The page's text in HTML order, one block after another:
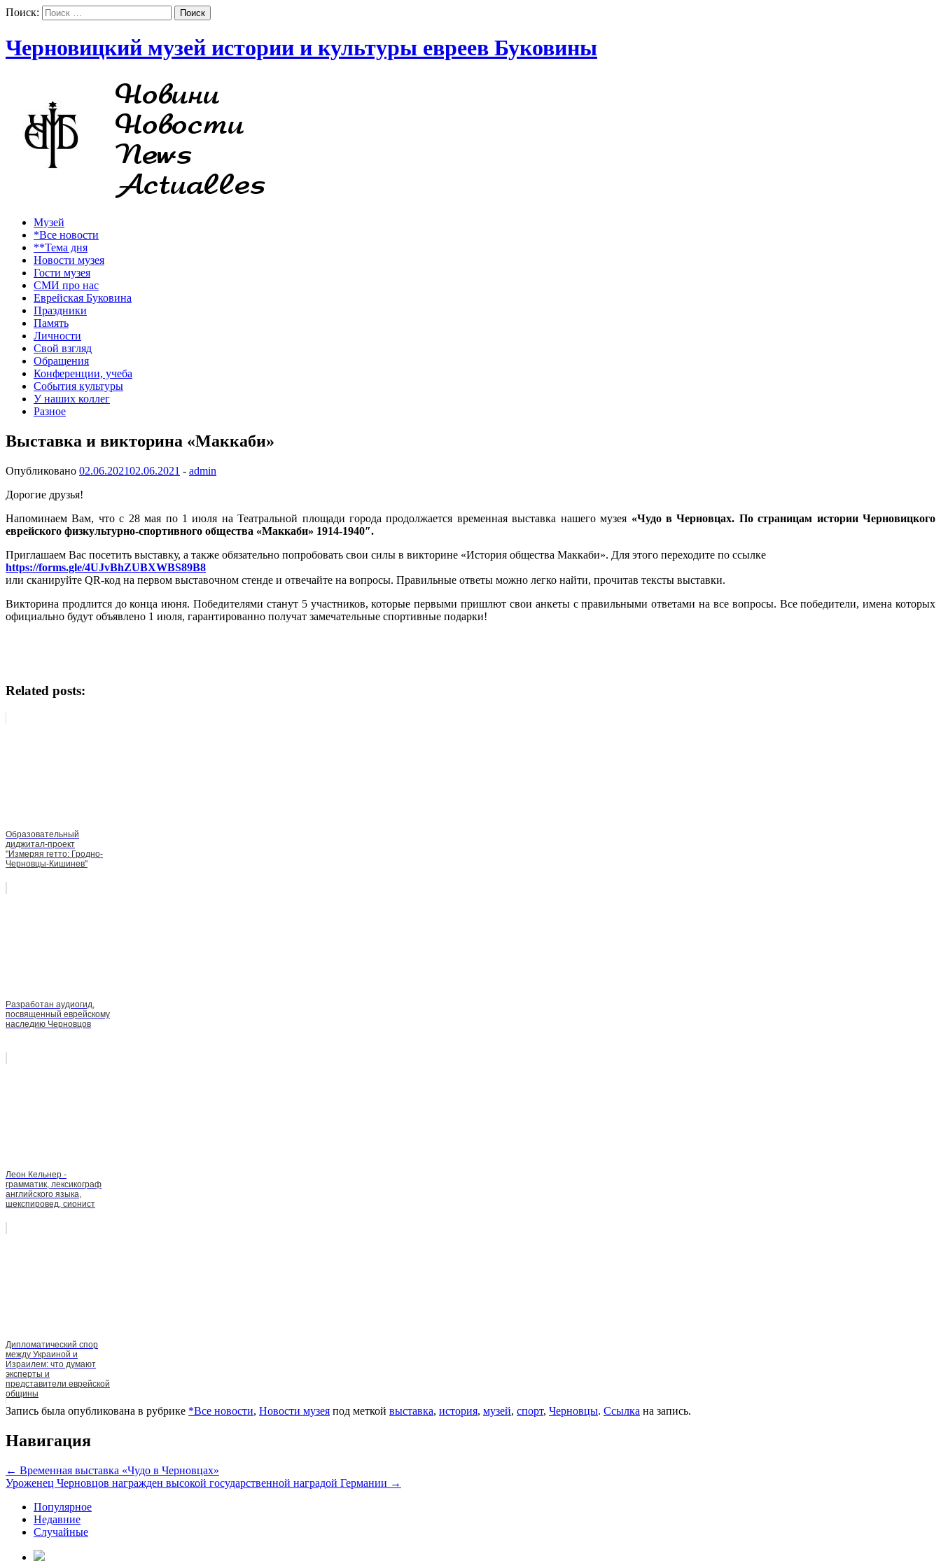
Поиск:
Черновицкий музей истории и культуры евреев Буковины
Музей
*Все новости
**Тема дня
Новости музея
Гости музея
СМИ про нас
Еврейская Буковина
Праздники
Память
Личности
Свой взгляд
Обращения
Конференции, учеба
События культуры
У наших коллег
Разное
Выставка и викторина «Маккаби»
Опубликовано 02.06.202102.06.2021 - admin
Дорогие друзья!
Напоминаем Вам, что с 28 мая по 1 июля на Театральной площади города продолжается временная выставка нашего музея «Чудо в Черновцах. По страницам истории Черновицкого
еврейского физкультурно-спортивного общества «Маккаби» 1914-1940″.
Приглашаем Вас посетить выставку, а также обязательно попробовать свои силы в викторине «История общества Маккаби». Для этого переходите по ссылке
https://forms.gle/4UJvBhZUBXWBS89B8
или сканируйте QR-код на первом выставочном стенде и отвечайте на вопросы. Правильные ответы можно легко найти, прочитав тексты выставки.
Викторина продлится до конца июня. Победителями станут 5 участников, которые первыми пришлют свои анкеты с правильными ответами на все вопросы. Все победители, имена которых
официально будут объявлено 1 июля, гарантированно получат замечательные спортивные подарки!
Related posts:
Образовательный
диджитал-проект
"Измеряя гетто: Гродно-
Черновцы-Кишинев"
Разработан аудиогид,
посвященный еврейскому
наследию Черновцов
Леон Кельнер -
грамматик, лексикограф
английского языка,
шекспировед, сионист
Дипломатический спор
между Украиной и
Израилем: что думают
эксперты и
представители еврейской
общины
Запись была опубликована в рубрике *Все новости, Новости музея под меткой выставка, история, музей, спорт, Черновцы. Ссылка на запись.
Навигация
← Временная выставка «Чудо в Черновцах»
Уроженец Черновцов награжден высокой государственной наградой Германии →
Популярное
Недавние
Случайные